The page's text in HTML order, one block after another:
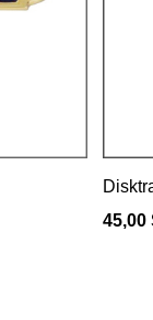
45,00